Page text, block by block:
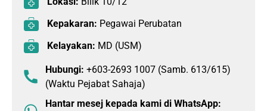
Kepakaran: Pegawai Perubatan
Kelayakan: MD (USM)
Hubungi: +603-2693 1007 (Samb. 613/615)
(Waktu Pejabat Sahaja)
Hantar mesej kepada kami di WhatsApp: